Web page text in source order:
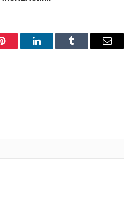
Pinterest LinkedInTumblr Имэйл